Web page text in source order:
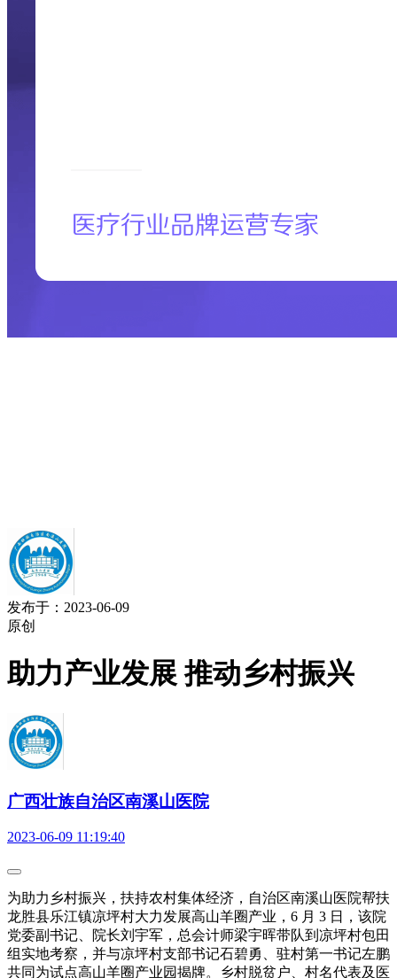
发布于：2023-06-09
原创
助力产业发展 推动乡村振兴
广西壮族自治区南溪山医院
2023-06-09 11:19:40
为助力乡村振兴，扶持农村集体经济，自治区南溪山医院帮扶
龙胜县乐江镇凉坪村大力发展高山羊圈产业，6 月 3 日，该院
党委副书记、院长刘宇军，总会计师梁宇晖带队到凉坪村包田
组实地考察，并与凉坪村支部书记石碧勇、驻村第一书记左鹏
共同为试点高山羊圈产业园揭牌。乡村脱贫户、村名代表及医